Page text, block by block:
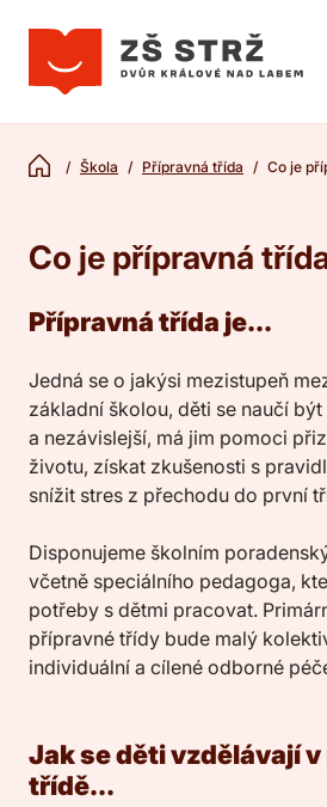
Škola Přípravná třída Co je
Co je přípravná
Přípravná třída je...
Jedná se o jakýsi mezistupeň
základní školou, děti se naučí
a nezávislejší, má jim pomoci
životu, získat zkušenosti s
snížit stres z přechodu do první
Disponujeme školním
včetně speciálního pedagoga,
potřeby s dětmi pracovat.
přípravné třídy bude malý
individuální a cílené odborné
Jak se děti vzdělávají
třídě...